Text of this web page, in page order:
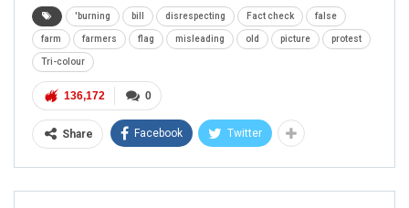
'burning bill disrespecting Fact check false
farm farmers flag misleading old picture protest
Tri-colour
0
136,172
Share Facebook Twitter